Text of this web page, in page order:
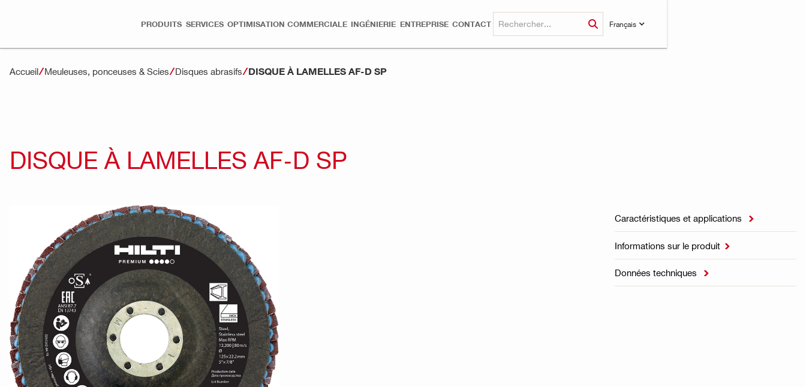
PRODUITS SERVICES OPTIMISATION COMMERCIALE INGÉNIERIE ENTREPRISE CONTACT Français
Accueil Meuleuses, ponceuses & Scies Disques abrasifs DISQUE À LAMELLES AF-D SP
DISQUE À LAMELLES AF-D SP
Caractéristiques et applications 
Informations sur le produit 
Données techniques 